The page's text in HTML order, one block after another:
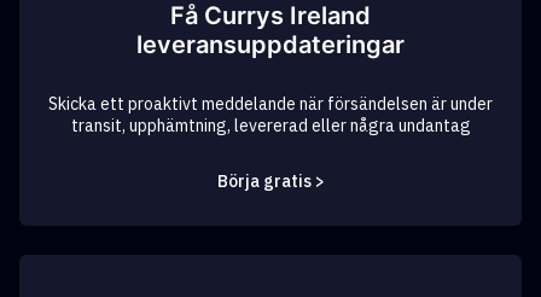
Få Currys Ireland
leveransuppdateringar
Skicka ett proaktivt meddelande när försändelsen är under
transit, upphämtning, levererad eller några undantag
Börja gratis >